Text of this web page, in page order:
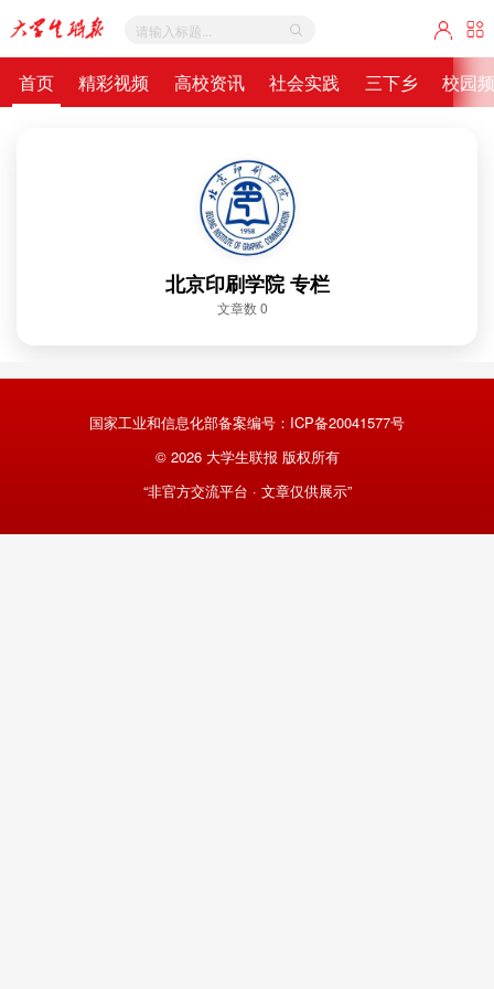
首页 精彩视频 高校资讯 社会实践 三下乡 校园
北京印刷学院 专栏
文章数 0
国家工业和信息化部备案编号： ICP备20041577号
© 2026大学生联报 版权所有
“非官方交流平台 · 文章仅供展示”